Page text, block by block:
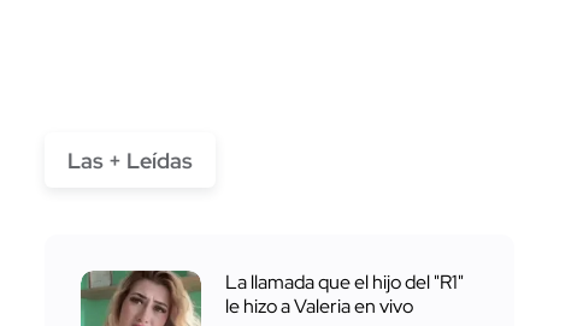
Las + Leídas
La llamada que el hijo del "R1"
le hizo a Valeria en vivo